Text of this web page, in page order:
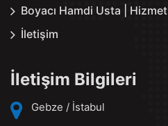
Boyacı Hamdi Usta |
İletişim
İletişim Bilgileri
Gebze / İstabul